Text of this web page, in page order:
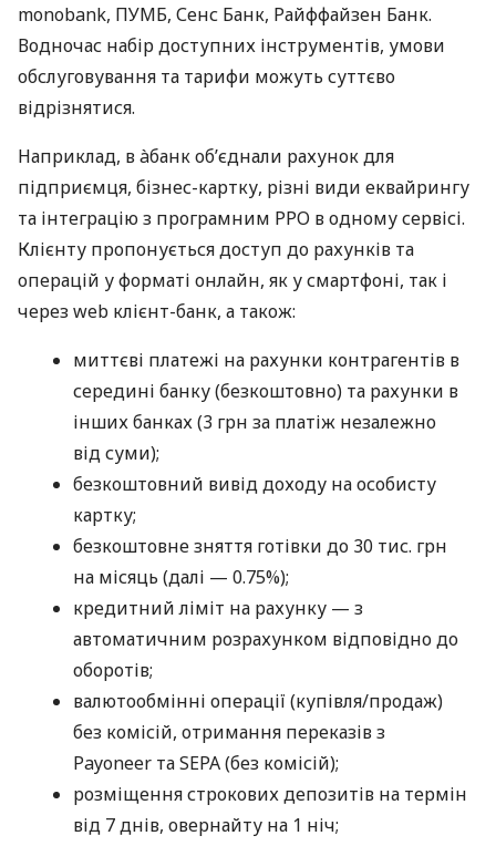
monobank, ПУМБ, Сенс Банк, Райффайзен Банк.
Водночас набір доступних інструментів, умови
обслуговування та тарифи можуть суттєво
відрізнятися.
Наприклад, в àбанк об’єднали рахунок для
підприємця, бізнес-картку, різні види еквайрингу
та інтеграцію з програмним РРО в одному сервісі.
Клієнту пропонується доступ до рахунків та
операцій у форматі онлайн, як у смартфоні, так і
через web клієнт-банк, а також:
миттєві платежі на рахунки контрагентів в
середині банку (безкоштовно) та рахунки в
інших банках (3 грн за платіж незалежно
від суми);
безкоштовний вивід доходу на особисту
картку;
безкоштовне зняття готівки до 30 тис. грн
на місяць (далі — 0.75%);
кредитний ліміт на рахунку — з
автоматичним розрахунком відповідно до
оборотів;
валютообмінні операції (купівля/продаж)
без комісій, отримання переказів з
Payoneer та SEPA (без комісій);
розміщення строкових депозитів на термін
від 7 днів, овернайту на 1 ніч;